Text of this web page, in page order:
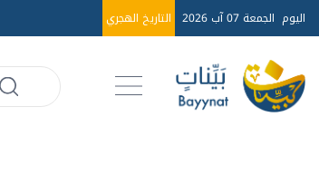
اليوم الجمعة 07 آب 2026 التاريخ الهجري